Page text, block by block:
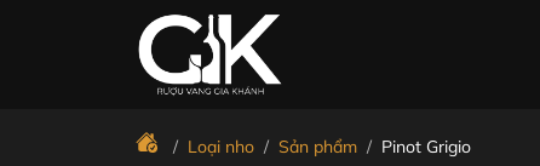
/ Loại nho / Sản phẩm / Pinot Grigio